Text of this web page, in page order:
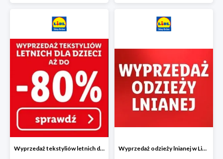
Wyprzedaż tekstyliów letnich dla dzieci w Lidlu Online do -80% Wyprzedaż odzieży lnianej w Lidlu Online do -50%